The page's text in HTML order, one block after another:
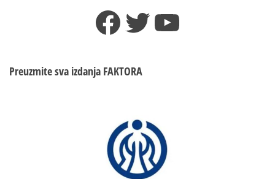
Facebook
TwitterYouTube
Preuzmite sva izdanja FAKTORA